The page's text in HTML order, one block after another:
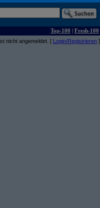
Top-100 | Fresh-100
nicht angemeldet. [ Login/Registrieren ]